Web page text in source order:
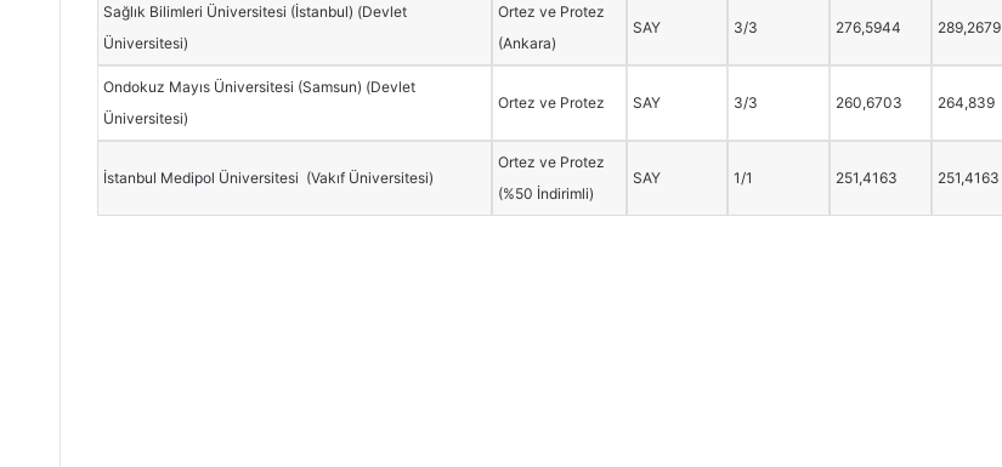
Sağlık Bilimleri Üniversitesi (İstanbul) (Devlet
Üniversitesi)
Ortez ve Protez
(Ankara)
SAY 3/3 276,5944 289,2679
Ondokuz Mayıs Üniversitesi (Samsun) (Devlet
Üniversitesi)
Ortez ve Protez SAY 3/3 260,6703 264,839
İstanbul Medipol Üniversitesi (Vakıf Üniversitesi)
Ortez ve Protez
(%50 İndirimli)
SAY 1/1 251,4163 251,4163